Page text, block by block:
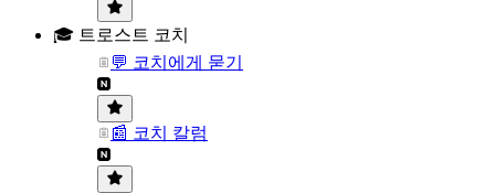
🎓 트로스트 코치
💬 코치에게 묻기
📰 코치 칼럼